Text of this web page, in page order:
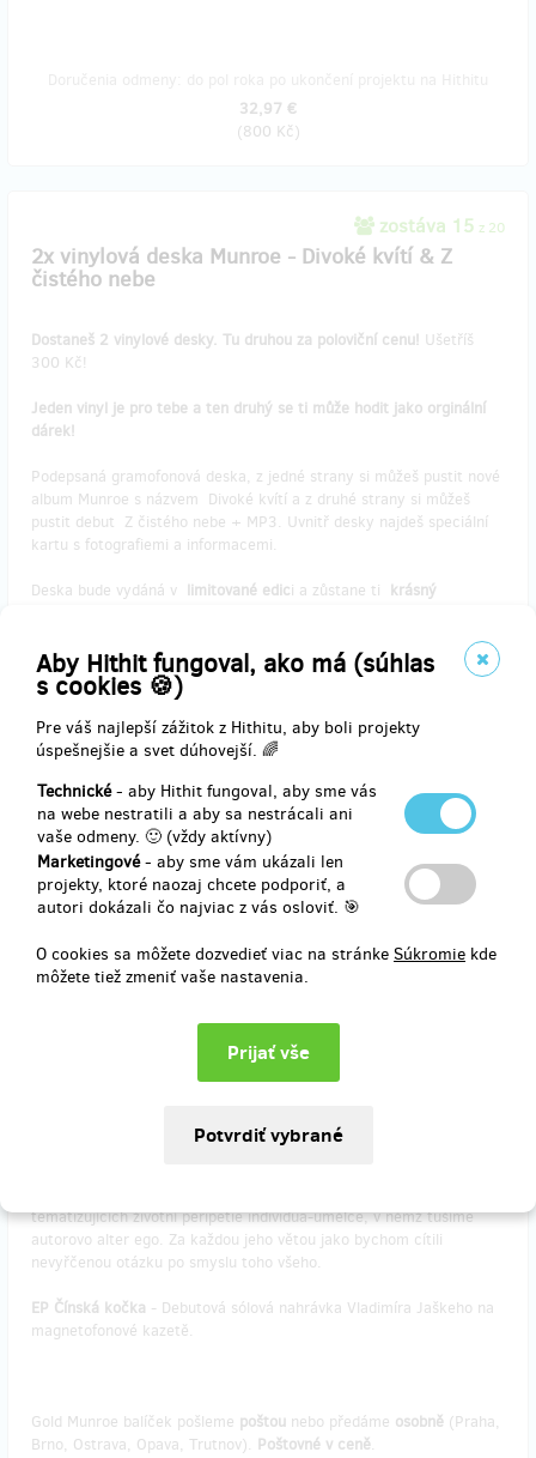
Aby Hithit fungoval, ako má (súhlas
s cookies 🍪)
Pre váš najlepší zážitok z Hithitu, aby boli projekty
úspešnejšie a svet dúhovejší. 🌈
Technické- aby Hithit fungoval, aby sme vás
na webe nestratili a aby sa nestrácali ani
vaše odmeny. 🙂 (vždy aktívny)
Marketingové- aby sme vám ukázali len
projekty, ktoré naozaj chcete podporiť, a
autori dokázali čo najviac z vás osloviť. 🎯
O cookies sa môžete dozvedieť viac na stránke Súkromie kde
môžete tiež zmeniť vaše nastavenia.
32,97 €
(800 Kč)
zostáva 15 z 20
2x vinylová deska Munroe - Divoké kvítí & Z
čistého nebe
Dostaneš 2 vinylové desky. Tu druhou za poloviční cenu! Ušetříš
300 Kč!
Jeden vinyl je pro tebe a ten druhý se ti může hodit jako orginální
dárek!
Podepsaná gramofonová deska, z jedné strany si můžeš pustit nové
album Munroe s názvem Divoké kvítí a z druhé strany si můžeš
pustit debut Z čistého nebe + MP3. Uvnitř desky najdeš speciální
kartu s fotografiemi a informacemi.
Deska bude vydáná v limitované edici a zůstane ti krásný
Pošlemepoštounebo předáme osobně (Praha, Brno, Ostrava,
Opava, Trutnov).Poštovné je v ceně.
Doručenia odmeny: na adresu, do pol roka po ukončení projektu na
37,09 €
( 900 Kč)
Gold Munroe balíček s osobním věnováním
MP3Divoké kvítí
a vzpomínka, kterou nebude mít každý.
tematizujících životní peripetie individua-umělce, v němž tušíme
autorovo alter ego. Za každou jeho větou jako bychom cítili
nevyřčenou otázku po smyslu toho všeho.
EP Čínská kočka - Debutová sólová nahrávka Vladimíra Jaškeho na
magnetofonové kazetě.
Gold Munroe balíček pošleme poštou nebo předáme osobně (Praha,
Brno, Ostrava, Opava, Trutnov). Poštovné v ceně.